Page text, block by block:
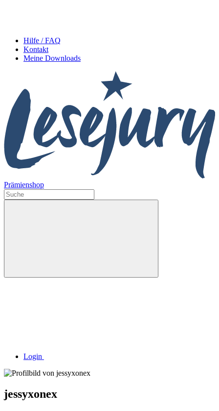
Hilfe / FAQ
Kontakt
Meine Downloads
Prämienshop
Login
jessyxonex